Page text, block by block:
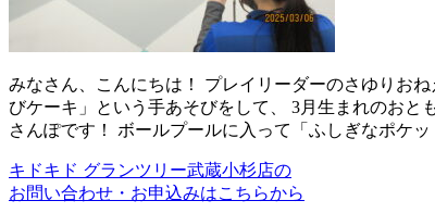
みなさん、こんにちは！ プレイリーダーのさゆりお
びケーキ」という手あそびをして、 3月生まれのお
さんぽです！ ボールプールに入って「ふしぎなポケ
キドキド グランツリー武蔵小杉店の
お問い合わせ・お申込みはこちらから